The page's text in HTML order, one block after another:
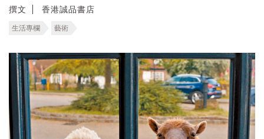
撰文 香港誠品書店
生活專欄 藝術